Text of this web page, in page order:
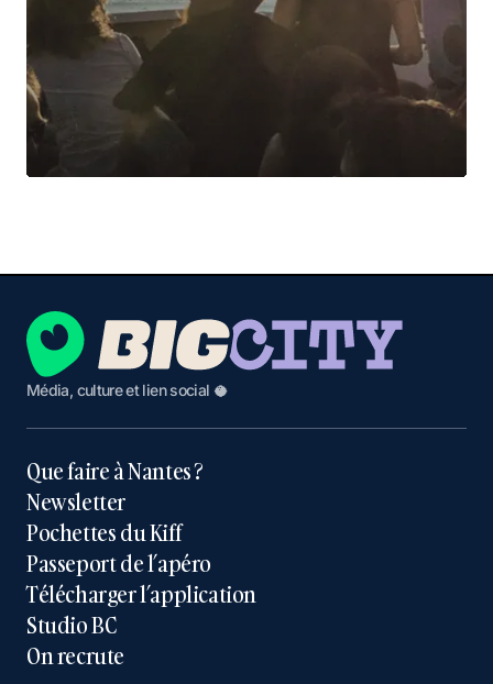
Média, culture et lien social 🥥
Que faire à Nantes ?
Newsletter
Pochettes du Kiff
Passeport de l’apéro
Télécharger l’application
Studio BC
On recrute